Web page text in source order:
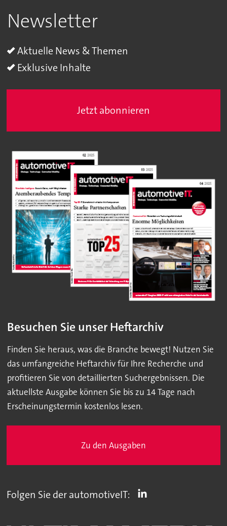
Newsletter
Aktuelle News & Themen
Exklusive Inhalte
Jetzt abonnieren
Besuchen Sie unser Heftarchiv
Finden Sie heraus, was die Branche bewegt! Nutzen Sie
das umfangreiche Heftarchiv für Ihre Recherche und
profitieren Sie von detaillierten Suchergebnissen. Die
aktuellste Ausgabe können Sie bis zu 14 Tage nach
Erscheinungstermin kostenlos lesen.
Zu den Ausgaben
Folgen Sie der automotiveIT: